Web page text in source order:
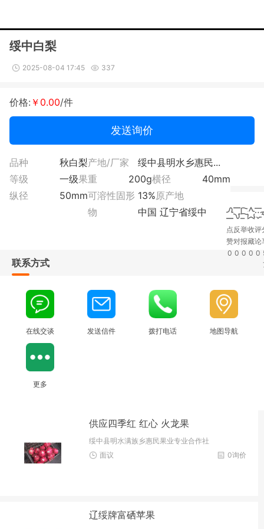
绥中白梨
2025-08-04 17:45 337
价格: ￥0.00/件
发送询价
品种 秋白梨产地/厂家
绥中县明水乡惠民...
等级
一级果重 200g横径
40mm
纵径
50mm可溶性固形
物
13%原产地
中国 辽宁省绥中
点
赞
0
反
对
0
举
报
0
收
藏
0
评
论
0
联系方式
在线交谈 发送信件 拨打电话 地图导航
更多
供应四季红 红心 火龙果
绥中县明水满族乡惠民果业专业合作社
0询价
面议
辽绥牌富硒苹果